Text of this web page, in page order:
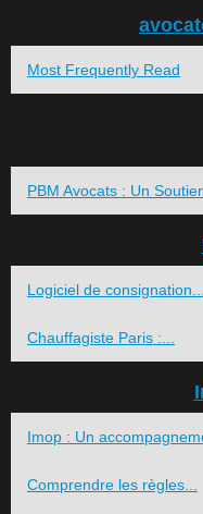
Most Frequently Read
PBM Avocats : Un
Logiciel de consignation...
Chauffagiste Paris :...
Imop : Un
Comprendre les règles...